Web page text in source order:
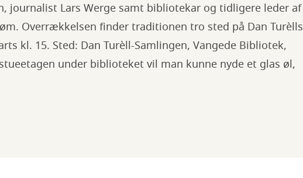
journalist Lars Werge samt bibliotekar og tidligere leder af
Overrækkelsen finder traditionen tro sted på Dan Turèlls
kl. 15. Sted: Dan Turèll-Samlingen, Vangede Bibliotek,
under biblioteket vil man kunne nyde et glas øl,